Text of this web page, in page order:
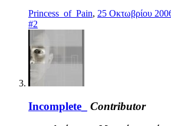
Princess_of_Pain, 25 Οκτωβρίου
#2
Incomplete_ Contributor